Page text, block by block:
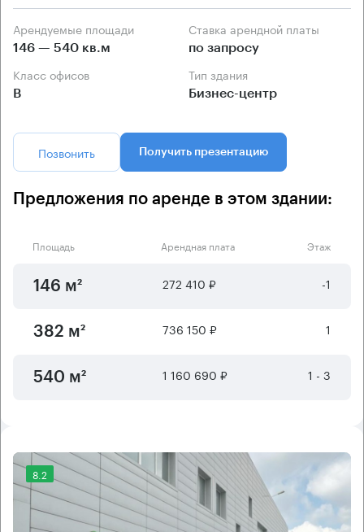
Арендуемые площади
146 — 540 кв.м
Ставка арендной платы
по запросу
Класс офисов
B
Тип здания
Бизнес-центр
Позвонить Получить презентацию
Предложения по аренде в этом здании:
Площадь Арендная плата Этаж
146 м² 272 410 ₽ -1
382 м² 736 150 ₽ 1
540 м² 1 160 690 ₽ 1 - 3
8.2